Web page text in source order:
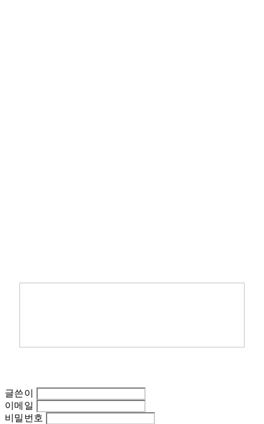
글쓴이
이메일
비밀번호